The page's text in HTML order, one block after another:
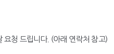
요청 드립니다. (아래 연락처 참고)